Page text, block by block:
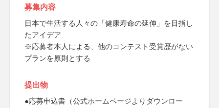
募集内容
日本で生活する人々の「健康寿命の延伸」を目指し
たアイデア
※応募者本人による、他のコンテスト受賞歴がない
プランを原則とする
提出物
●応募申込書（公式ホームページよりダウンロー